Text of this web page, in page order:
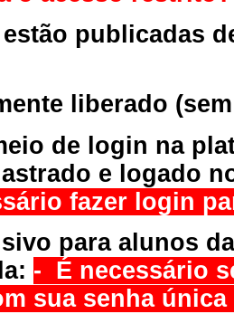
publicadas
liberado
de login na
e logado
fazer login
para alunos
- É necessário
sua senha